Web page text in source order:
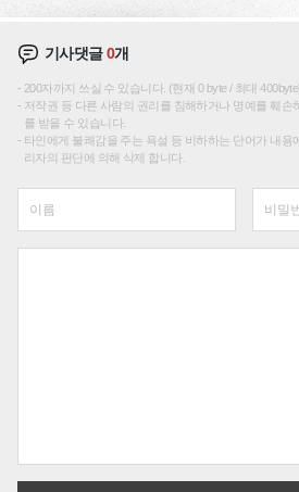
기사댓글0개
200자까지 쓰실 수 있습니다. (현재 0 byte / 최대
저작권 등 다른 사람의 권리를 침해하거나 명예를 훼손
를 받을 수 있습니다.
타인에게 불쾌감을 주는 욕설 등 비하하는 단어가 내용
리자의 판단에 의해 삭제 합니다.